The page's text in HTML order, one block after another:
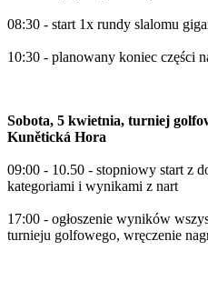
08:30 - start 1x rundy slalomu
10:30 - planowany koniec części
Sobota, 5 kwietnia, turniej
Kunětická Hora
09:00 - 10.50 - stopniowy start z
kategoriami i wynikami z nart
17:00 - ogłoszenie wyników
turnieju golfowego, wręczenie